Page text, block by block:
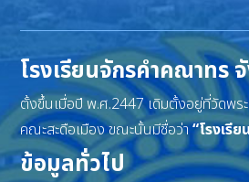
โรงเรียนจักรคำคณาทร
ตั้งขึ้นเมื่อปี พ.ศ.2447 เดิมตั้งอยู่ที่วัดพ
คณะสะดือเมือง ขณะนั้นมีชื่อว่า“โรงเรี
ข้อมูลทั่วไป